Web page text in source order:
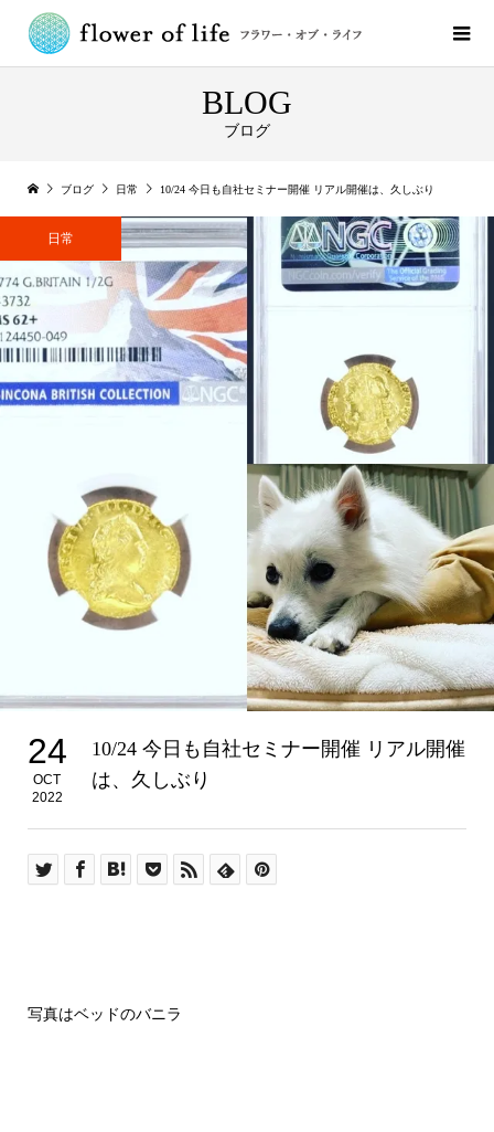
BLOG
ブログ
ブログ 日常 10/24 今日も自社セミナー開催 リアル開催は、久しぶり
日常
24
OCT
2022
10/24 今日も自社セミナー開催 リアル開催
は、久しぶり
写真はベッドのバニラ